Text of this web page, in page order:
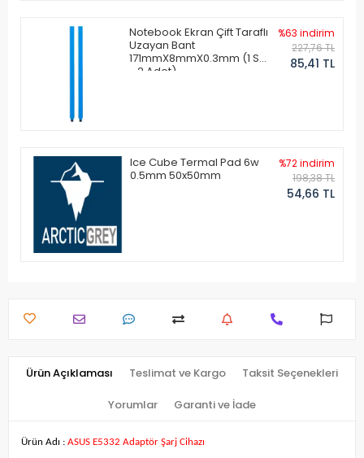
Notebook Ekran Çift Taraflı
Uzayan Bant
171mmX8mmX0.3mm (1 Set
- 2 Adet)
%63 indirim
227,76 TL
85,41 TL
Ice Cube Termal Pad 6w
0.5mm 50x50mm
%72 indirim
198,38 TL
54,66 TL
Ürün Açıklaması Teslimat ve Kargo Taksit Seçenekleri
Yorumlar Garanti ve İade
Ürün Adı : ASUS E5332 Adaptör Şarj Cihazı